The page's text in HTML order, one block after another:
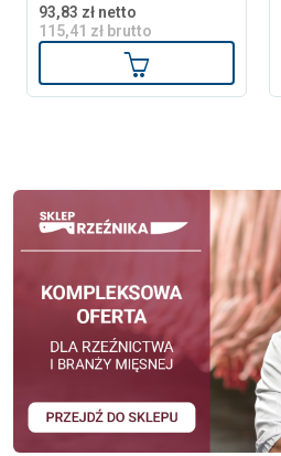
93,83 zł netto
115,41 zł brutto
Dodaj do koszyka